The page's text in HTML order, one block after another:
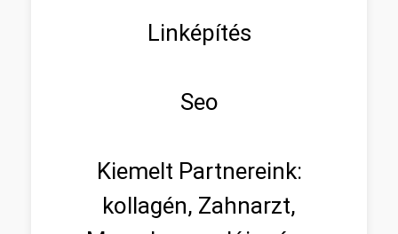
Linképítés
Seo
Kiemelt Partnereink:
kollagén, Zahnarzt,